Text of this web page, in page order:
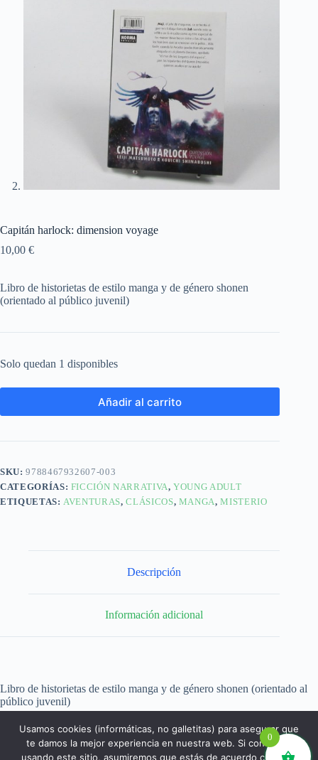
Capitán harlock: dimension voyage
10,00 €
Libro de historietas de estilo manga y de género shonen
(orientado al público juvenil)
Solo quedan 1 disponibles
Añadir al carrito
SKU:9788467932607-003
CATEGORÍAS: FICCIÓN NARRATIVA,YOUNG ADULT
ETIQUETAS:AVENTURAS,CLÁSICOS, MANGA,MISTERIO
Descripción
Información adicional
Libro de historietas de estilo manga y de género shonen (orientado al
público juvenil)
0
Usamos cookies (informáticas, no galletitas) para asegurar que
te damos la mejor experiencia en nuestra web. Si continúas
usando este sitio, asumiremos que estás de acuerdo con ello.